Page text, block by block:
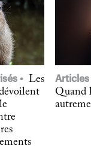
Les
Articles
Quand